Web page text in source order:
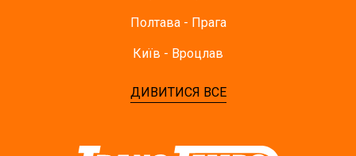
Полтава - Прага
Київ - Вроцлав
ДИВИТИСЯ ВСЕ